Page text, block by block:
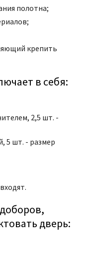
полотна;
крепить
в себя:
2,5 шт. -
5 шт. - размер
дверь: